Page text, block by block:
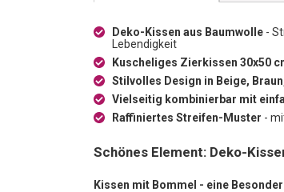
Deko-Kissen aus Baumwolle -
Lebendigkeit
Kuscheliges Zierkissen 30x50
Stilvolles Design in Beige,
Vielseitig kombinierbar mit
Raffiniertes Streifen-Muster -
Schönes Element: Deko-
Kissen mit Bommel - eine